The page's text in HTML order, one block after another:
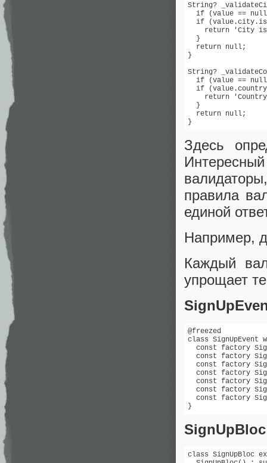
String?
if (value ==
if
return 'City
  }
  return null;
}
String?
if (value ==
if
return
  }
  return null;
Здесь
правила
единой
Например,
Каждый
упрощает
@freezed
class SignUpEvent
const factory
const factory
const factory
const factory
const factory
const factory
const factory
}
SignUpBloc
class SignUpBloc